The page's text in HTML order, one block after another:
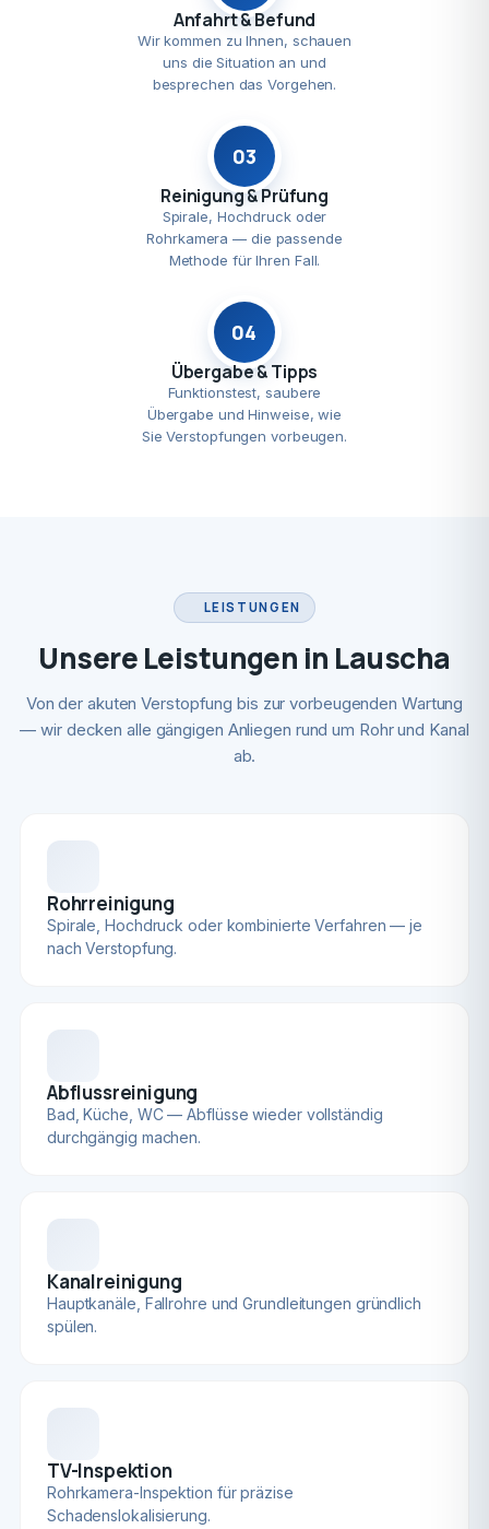
Anfahrt & Befund
Wir kommen zu Ihnen, schauen
uns die Situation an und
besprechen das Vorgehen.
03
Reinigung & Prüfung
Spirale, Hochdruck oder
Rohrkamera — die passende
Methode für Ihren Fall.
04
Übergabe & Tipps
Funktionstest, saubere
Übergabe und Hinweise, wie
Sie Verstopfungen vorbeugen.
LEISTUNGEN
Unsere Leistungen in Lauscha
Von der akuten Verstopfung bis zur vorbeugenden Wartung
— wir decken alle gängigen Anliegen rund um Rohr und Kanal
ab.
Rohrreinigung
Spirale, Hochdruck oder kombinierte Verfahren — je
nach Verstopfung.
Abflussreinigung
Bad, Küche, WC — Abflüsse wieder vollständig
durchgängig machen.
Kanalreinigung
Hauptkanäle, Fallrohre und Grundleitungen gründlich
spülen.
TV-Inspektion
Rohrkamera-Inspektion für präzise
Schadenslokalisierung.